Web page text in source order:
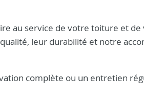
au service de votre toiture et de
leur durabilité et notre
complète ou un entretien